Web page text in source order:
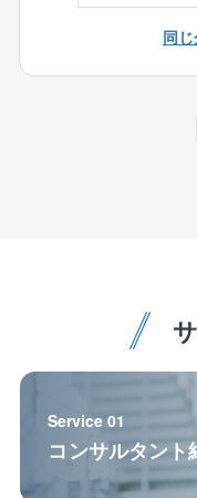
・工事/保守/保全に
・工事設計、原価
日常使っている携
で、使えるエリア
また重要なインフ
に携わっていると
っていきましょう。
＜休日出勤＞
・現場代理人経験者
・業務設計・効率
・陸上特殊無線技
・電気工事士（2種
同
Service 01
コンサルタント